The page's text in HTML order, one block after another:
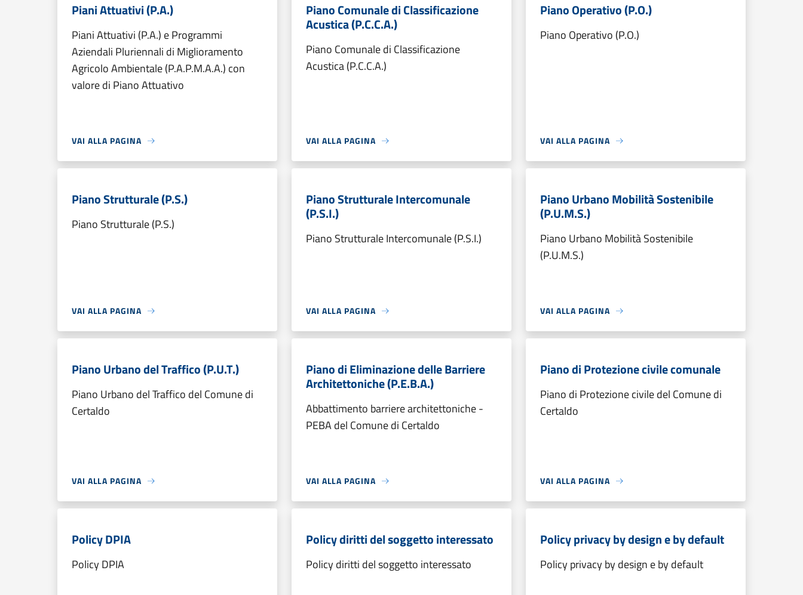
Piani Attuativi (P.A.)
Piani Attuativi (P.A.) e Programmi
Aziendali Pluriennali di Miglioramento
Agricolo Ambientale (P.A.P.M.A.A.) con
valore di Piano Attuativo
VAI ALLA PAGINA
Piano Comunale di Classificazione
Acustica (P.C.C.A.)
Piano Comunale di Classificazione
Acustica (P.C.C.A.)
VAI ALLA PAGINA
Piano Operativo (P.O.)
Piano Operativo (P.O.)
VAI ALLA PAGINA
Piano Strutturale (P.S.)
Piano Strutturale (P.S.)
VAI ALLA PAGINA
Piano Strutturale Intercomunale
(P.S.I.)
Piano Strutturale Intercomunale (P.S.I.)
VAI ALLA PAGINA
Piano Urbano Mobilità Sostenibile
(P.U.M.S.)
Piano Urbano Mobilità Sostenibile
(P.U.M.S.)
VAI ALLA PAGINA
Piano Urbano del Traffico (P.U.T.)
Piano Urbano del Traffico del Comune di
Certaldo
VAI ALLA PAGINA
Piano di Eliminazione delle Barriere
Architettoniche (P.E.B.A.)
Abbattimento barriere architettoniche -
PEBA del Comune di Certaldo
VAI ALLA PAGINA
Piano di Protezione civile comunale
Piano di Protezione civile del Comune di
Certaldo
VAI ALLA PAGINA
Policy DPIA
Policy DPIA
Policy diritti del soggetto interessato
Policy diritti del soggetto interessato
Policy privacy by design e by default
Policy privacy by design e by default